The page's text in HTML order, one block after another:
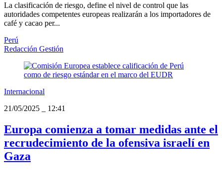
La clasificación de riesgo, define el nivel de control que las
autoridades competentes europeas realizarán a los importadores de
café y cacao per...
Perú
Redacción Gestión
Internacional
21/05/2025
12:41
Europa comienza a tomar medidas ante el
recrudecimiento de la ofensiva israelí en
Gaza